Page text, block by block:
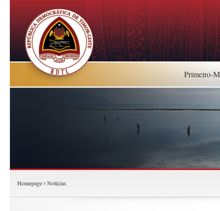
Primeiro-
Homepage › Notícias